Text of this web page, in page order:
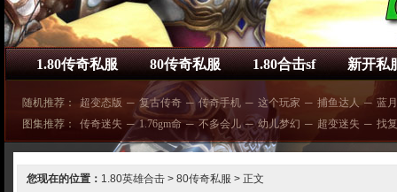
1.80传奇私服 80传奇私服 1.80合击sf 新开私
随机推荐： 超变态版 ─ 复古传奇 ─ 传奇手机 ─ 这个玩家 ─ 捕鱼达人 ─ 蓝
图集推荐：
传奇迷失 ─ 1.76gm命 ─ 不多会儿 ─ 幼儿梦幻 ─ 超变迷失 ─ 找
您现在的位置： 1.80英雄合击 > 80传奇私服 > 正文